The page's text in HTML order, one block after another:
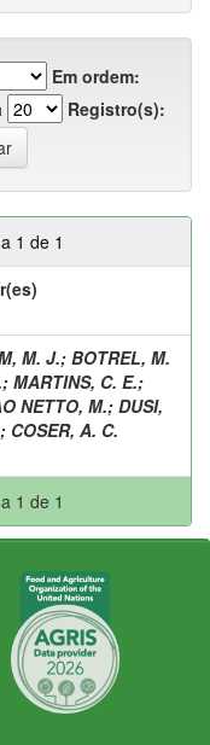
Em ordem:
Registro(s):
1 de 1
M. J.; BOTREL, M.
; MARTINS, C. E.;
NETTO, M.; DUSI,
; COSER, A. C.
1 de 1